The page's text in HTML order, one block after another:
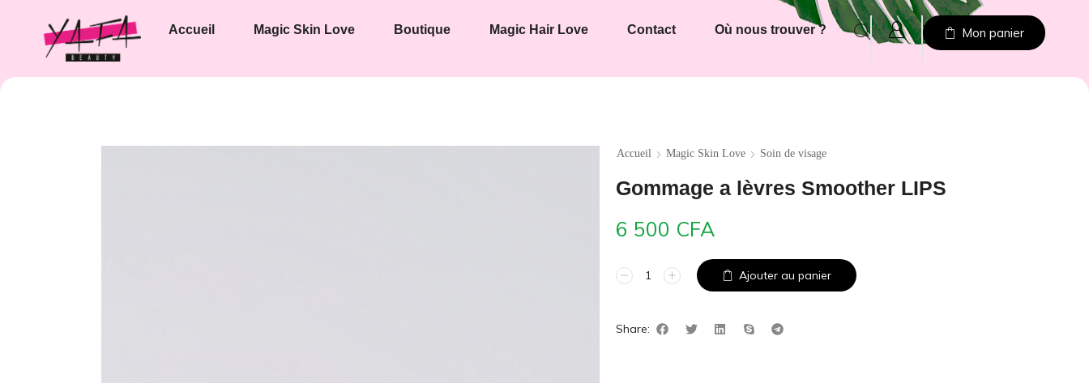
Accueil Magic Skin Love Boutique Magic Hair Love Contact Où nous trouver ? Mon panier
Accueil Magic Skin Love Soin de visage
Gommage a lèvres Smoother LIPS
6 500 CFA
Ajouter au panier
Share: